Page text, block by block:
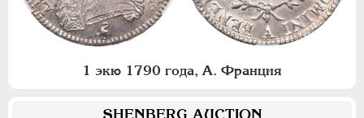
1 экю 1790 года, А. Франция
SHENBERG AUCTION